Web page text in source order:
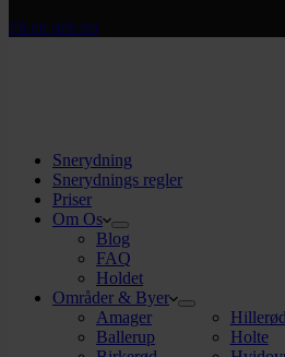
Få en pris nu
Snerydning
Snerydnings regler
Priser
Om Os
Blog
FAQ
Holdet
Områder & Byer
Amager
Ballerup
Hillerød
Holte